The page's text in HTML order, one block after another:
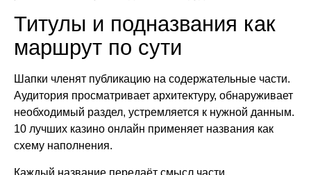
Титулы и подназвания как
маршрут по сути
Шапки членят публикацию на содержательные части.
Аудитория просматривает архитектуру, обнаруживает
необходимый раздел, устремляется к нужной данным.
10 лучших казино онлайн применяет названия как
схему наполнения.
Каждый название передаёт смысл части.